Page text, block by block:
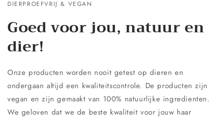
DIERPROEFVRIJ & VEGAN
Goed voor jou, natuur en
dier!
Onze producten worden nooit getest op dieren en
ondergaan altijd een kwaliteitscontrole. De producten zijn
vegan en zijn gemaakt van 100% natuurlijke ingredienten.
We geloven dat we de beste kwaliteit voor jouw haar